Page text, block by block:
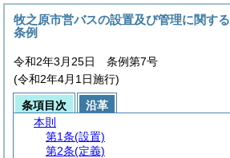
牧之原市営バスの設置及び管理に関する
条例
令和2年3月25日 条例第7号
(令和2年4月1日施行)
条項目次
沿革
本則
第1条(設置)
第2条(定義)